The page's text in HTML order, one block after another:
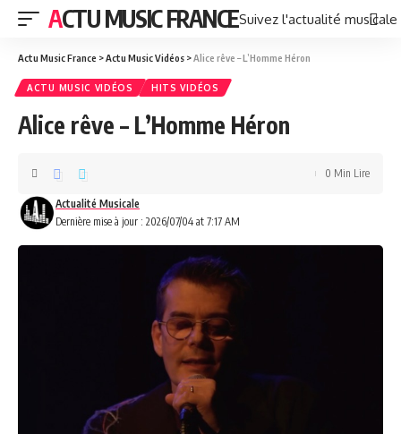
ACTU MUSIC FRANCESuivez l'actualité
Actu Music France >Actu Music Vidéos >Alice rêve – L’Homme Héron
ACTU MUSIC VIDÉOS HITS VIDÉOS
Alice rêve – L’Homme Héron
Dernière mise à jour : 2026/07/04 at 7:17 AM
Actualité Musicale
0 Min Lire